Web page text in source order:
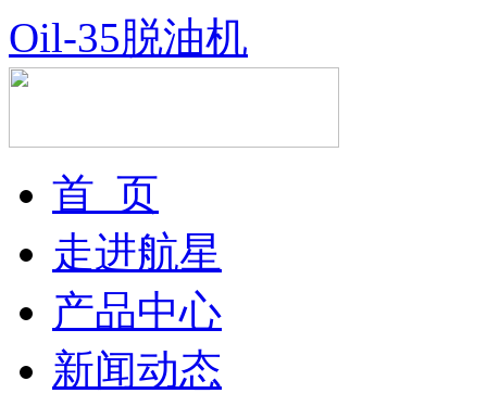
Oil-35脱油机
首 页
走进航星
产品中心
新闻动态